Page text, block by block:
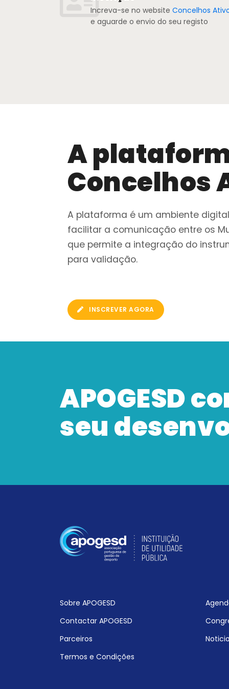
Increva-se no website Concelhos
e aguarde o envio do seu registo
A
Concelhos
A plataforma é um ambiente
facilitar a comunicação entre os
que permite a integração do
para validação.
INSCREVER AGORA (ABRE NOVA ABA)
APOGESD
seu
Sobre APOGESD
Contactar APOGESD
Parceiros
Termos e Condições